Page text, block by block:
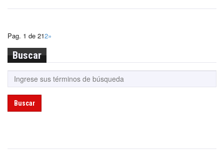
Pag. 1 de 212»
Buscar
Buscar